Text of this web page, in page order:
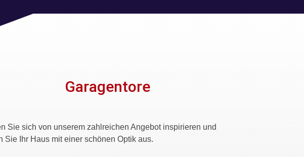
Garagentore
Sie sich von unserem zahlreichen Angebot inspirieren und
Sie Ihr Haus mit einer schönen Optik aus.